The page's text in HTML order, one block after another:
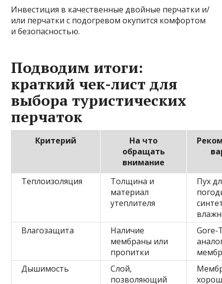
Инвестиция в качественные двойные перчатки и/
или перчатки с подогревом окупится комфортом
и безопасностью.
Подводим итоги:
краткий чек-лист для
выбора туристических
перчаток
Критерий
На что
обращать
внимание
Теплоизоляция
Толщина и
материал
утеплителя
Пух
Влагозащита
Наличие
мембраны или
пропитки
Gore-
Дышимость
Слой,
позволяющий